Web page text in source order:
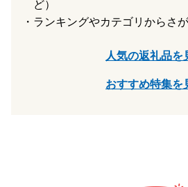
ど）
ランキングやカテゴリからさ
人気の返礼品を
おすすめ特集を